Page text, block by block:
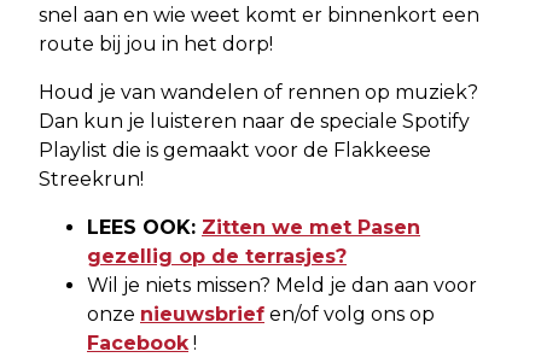
snel aan en wie weet komt er binnenkort een
route bij jou in het dorp!
Houd je van wandelen of rennen op muziek?
Dan kun je luisteren naar de speciale Spotify
Playlist die is gemaakt voor de Flakkeese
Streekrun!
LEES OOK: Zitten we met Pasen
gezellig op de terrasjes?
Wil je niets missen? Meld je dan aan voor
onze nieuwsbrief en/of volg ons op
Facebook !